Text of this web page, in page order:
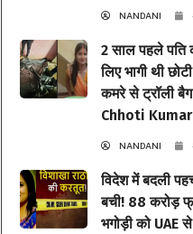
NANDANI
2 साल पहले पति
लिए भागी थी
कमरे से ट्रॉली
Chhoti
NANDANI
विदेश में बदली
बची! 88 करोड़
भगोड़ी को UAE